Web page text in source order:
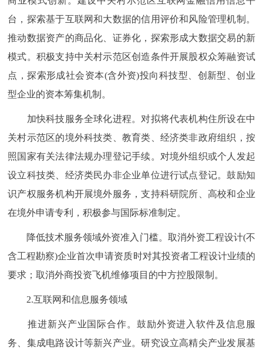
台，探索基于互联网和大数据的信用评价和风险管理机制。
推动数据资产的商品化、证券化，探索形成大数据交易的新
模式。积极支持中关村示范区创造条件开展股权众筹融资试
点，探索形成社会资本(含外资)投向科技型、创新型、创业
型企业的资本筹集机制。
加快科技服务全球化进程。对拟将代表机构住所设在中
关村示范区的境外科技类、教育类、经济类非政府组织，按
照国家有关法律法规办理登记手续。对境外组织或个人发起
设立科技类、经济类民办非企业单位进行试点登记。鼓励知
识产权服务机构开展境外服务，支持科研院所、高校和企业
在境外申请专利，积极参与国际标准制定。
降低技术服务领域外资准入门槛。取消外资工程设计(不
含工程勘察)企业首次申请资质时对其投资者工程设计业绩的
要求；取消外商投资飞机维修项目的中方控股限制。
2.互联网和信息服务领域
推进新兴产业国际合作。鼓励外资进入软件及信息服
务、集成电路设计等新兴产业。研究设立高精尖产业发展基